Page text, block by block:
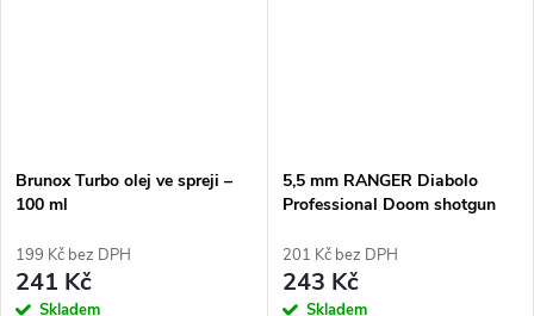
Brunox Turbo olej ve spreji –
100 ml
199 Kč bez DPH
241 Kč
Skladem
5,5 mm RANGER Diabolo
Professional Doom shotgun
201 Kč bez DPH
243 Kč
Skladem